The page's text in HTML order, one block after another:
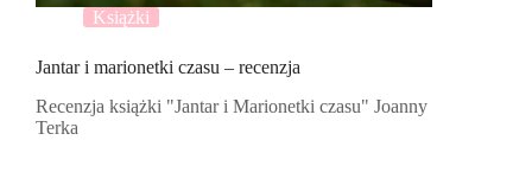
Książki
Jantar i marionetki czasu – recenzja
Recenzja książki "Jantar i Marionetki czasu" Joanny
Terka